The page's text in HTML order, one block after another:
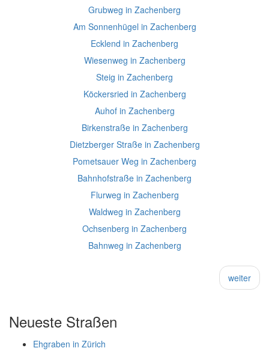
Grubweg in Zachenberg
Am Sonnenhügel in Zachenberg
Ecklend in Zachenberg
Wiesenweg in Zachenberg
Steig in Zachenberg
Köckersried in Zachenberg
Auhof in Zachenberg
Birkenstraße in Zachenberg
Dietzberger Straße in Zachenberg
Pometsauer Weg in Zachenberg
Bahnhofstraße in Zachenberg
Flurweg in Zachenberg
Waldweg in Zachenberg
Ochsenberg in Zachenberg
Bahnweg in Zachenberg
weiter
Neueste Straßen
Ehgraben in Zürich